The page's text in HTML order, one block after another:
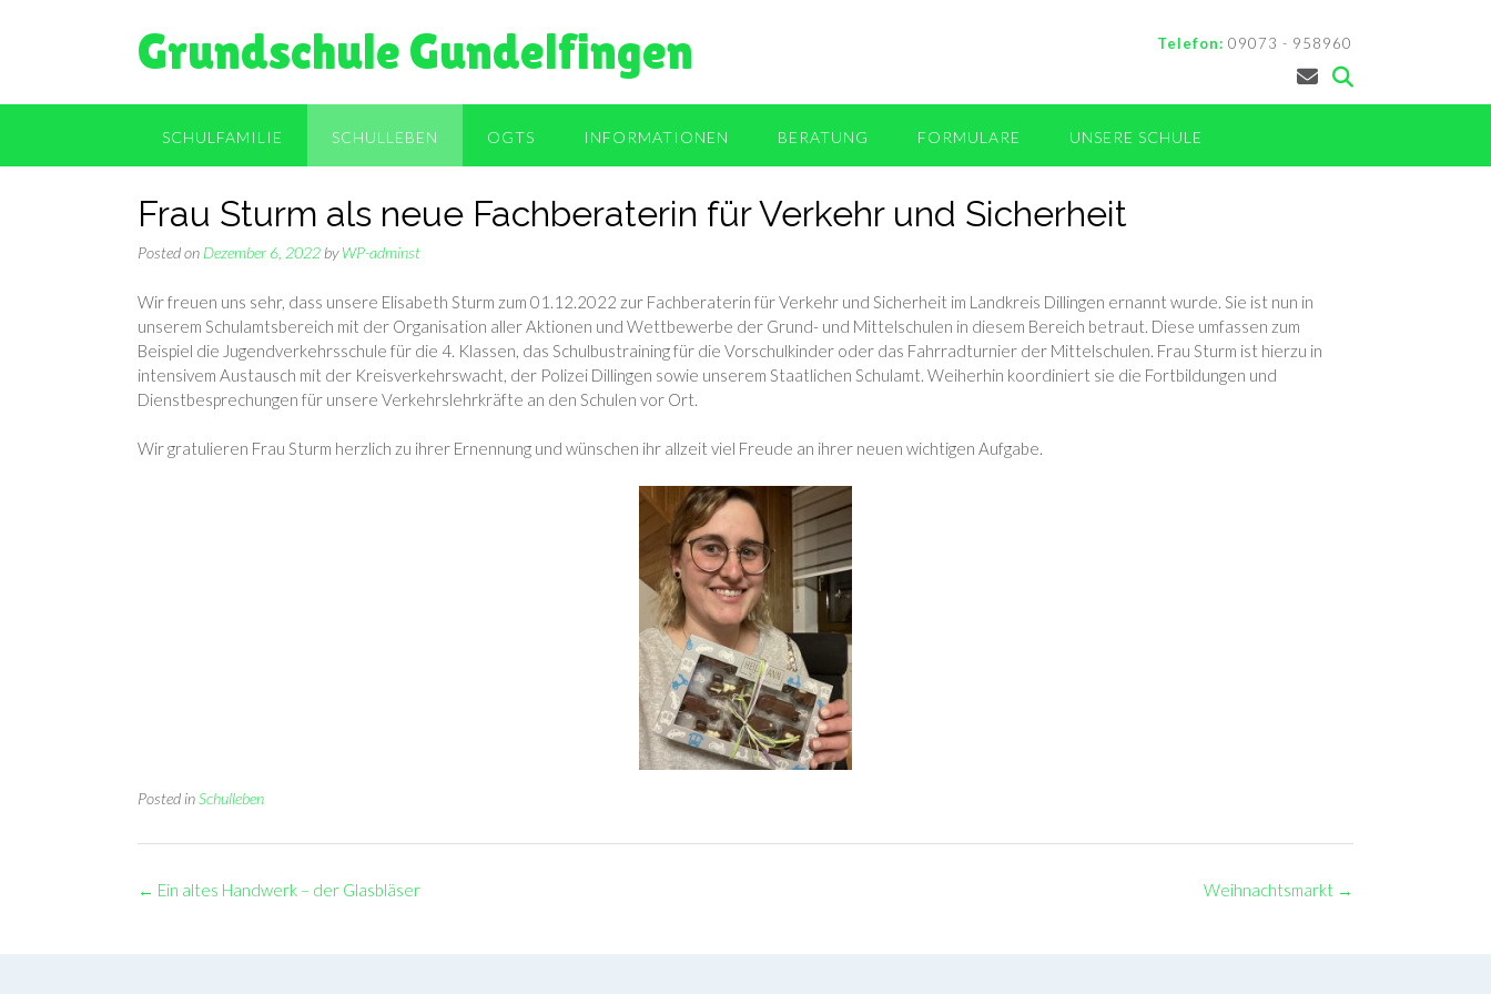
Grundschule Gundelfingen Telefon: 09073 - 958960
SCHULFAMILIE SCHULLEBEN OGTS INFORMATIONEN BERATUNG FORMULARE UNSERE SCHULE
Frau Sturm als neue Fachberaterin für Verkehr und Sicherheit
Posted on Dezember 6, 2022 byWP-adminst
Wir freuen uns sehr, dass unsere Elisabeth Sturm zum 01.12.2022 zur Fachberaterin für Verkehr und Sicherheit im Landkreis Dillingen ernannt wurde. Sie ist nun in
unserem Schulamtsbereich mit der Organisation aller Aktionen und Wettbewerbe der Grund- und Mittelschulen in diesem Bereich betraut. Diese umfassen zum
Beispiel die Jugendverkehrsschule für die 4. Klassen, das Schulbustraining für die Vorschulkinder oder das Fahrradturnier der Mittelschulen. Frau Sturm ist hierzu in
intensivem Austausch mit der Kreisverkehrswacht, der Polizei Dillingen sowie unserem Staatlichen Schulamt. Weiherhin koordiniert sie die Fortbildungen und
Dienstbesprechungen für unsere Verkehrslehrkräfte an den Schulen vor Ort.
Wir gratulieren Frau Sturm herzlich zu ihrer Ernennung und wünschen ihr allzeit viel Freude an ihrer neuen wichtigen Aufgabe.
Posted inSchulleben
Post
Weihnachtsmarkt →
← Ein altes Handwerk – der Glasbläser